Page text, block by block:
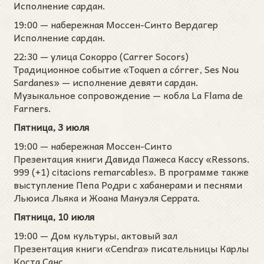
Исполнение сардан.
19:00 — набережная Моссен-Синто Вердагер
Исполнение сардан.
22:30 — улица Сокорро (Carrer Socors)
Традиционное событие «Toquen a córrer, Ses Nou
Sardanes» — исполнение девяти сардан.
Музыкальное сопровождение — кобла La Flama de
Farners.
Пятница, 3 июля
19:00 — набережная Моссен-Синто
Презентация книги Давида Пажеса Кассу «Ressons.
999 (+1) citacions remarcables». В программе также
выступление Пепа Родри с хабанерами и песнями
Льюиса Льяка и Жоана Мануэля Серрата.
Пятница, 10 июля
19:00 — Дом культуры, актовый зал
Презентация книги «Cendra» писательницы Карлы